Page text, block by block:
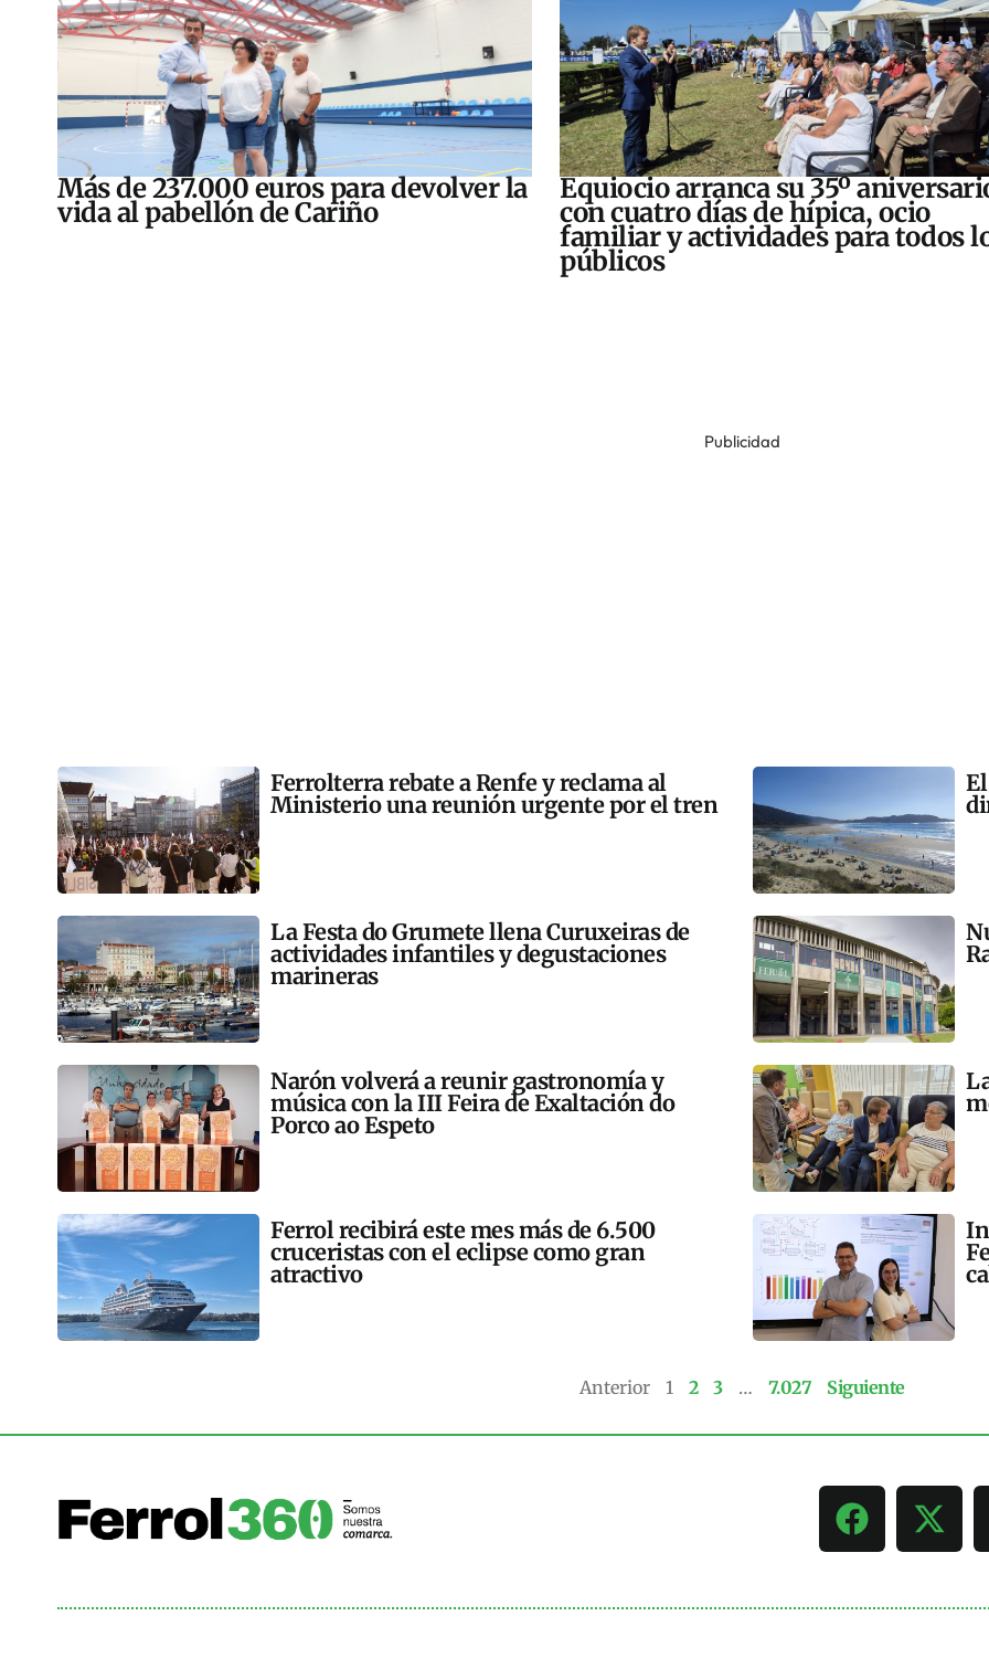
Más de 237.000 euros para devolver la
vida al pabellón de Cariño
Equiocio arranca su 35º
con cuatro días de hípica, ocio
familiar y actividades para todos
públicos
Publicidad
Ferrolterra rebate a Renfe y reclama al
Ministerio una reunión urgente por el tren
La Festa do Grumete llena Curuxeiras de
actividades infantiles y degustaciones
marineras
Narón volverá a reunir gastronomía y
música con la III Feira de Exaltación do
Porco ao Espeto
Ferrol recibirá este mes más de 6.500
cruceristas con el eclipse como gran
atractivo
Anterior 1 2 3 … 7.027 Siguiente